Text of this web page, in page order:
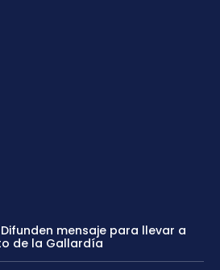
mensaje para llevar a
de la Gallardía